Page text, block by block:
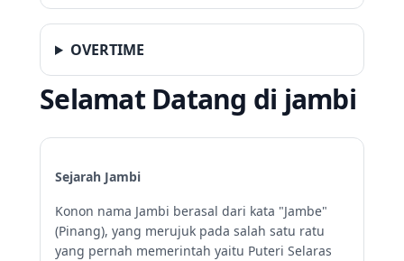
OVERTIME
Selamat Datang di jambi
Sejarah Jambi
Konon nama Jambi berasal dari kata "Jambe"
(Pinang), yang merujuk pada salah satu ratu
yang pernah memerintah yaitu Puteri Selaras